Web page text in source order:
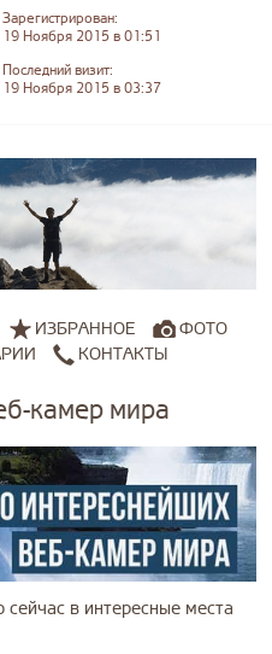
Зарегистрирован:
19 Ноября 2015 в 01:51
Последний визит:
19 Ноября 2015 в 03:37
ИЗБРАННОЕ
ФОТО
КОНТАКТЫ
камер мира
в интересные места